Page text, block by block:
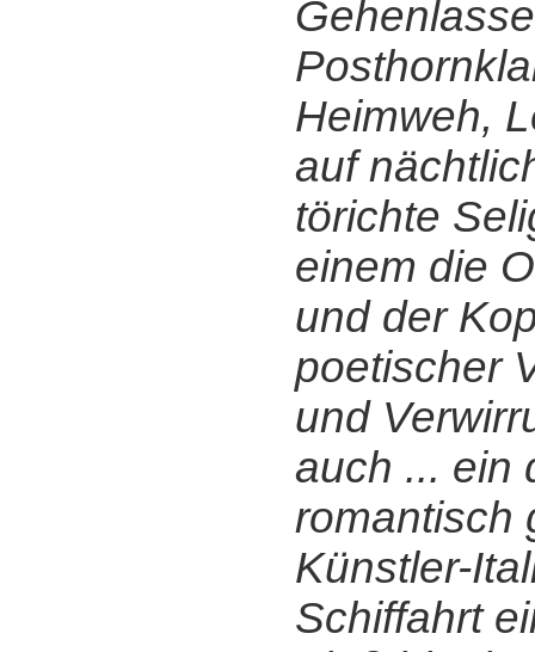
Heimweh,
auf
törichte
einem die
und der
poetischer
und
auch ... ein
romantisch
Künstler-
Schiffahrt